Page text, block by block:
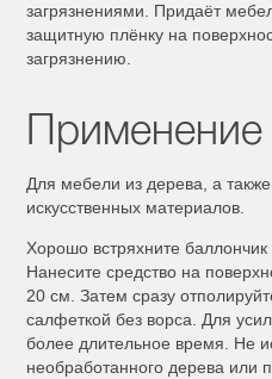
загрязнениями. Придаёт
защитную плёнку на
загрязнению.
Применение
Для мебели из дерева, а
искусственных материалов.
Хорошо встряхните
Нанесите средство на
20 см. Затем сразу
салфеткой без ворса. Для
более длительное время. Не
необработанного дерева или